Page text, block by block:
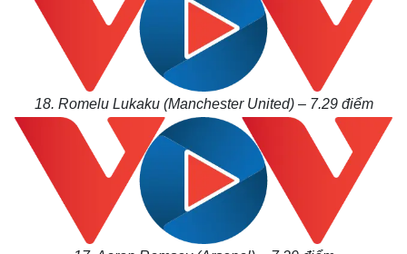
18. Romelu Lukaku (Manchester United) – 7.29điểm